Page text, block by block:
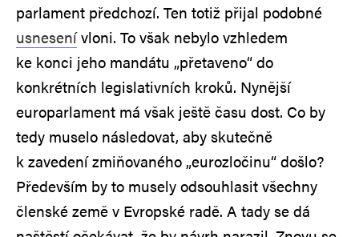
parlament předchozí. Ten totiž přijal podobné
usnesenívloni. To však nebylo vzhledem
ke konci jeho mandátu „přetaveno“ do
konkrétních legislativních kroků. Nynější
europarlament má však ještě času dost. Co by
tedy muselo následovat, aby skutečně
k zavedení zmiňovaného „eurozločinu“ došlo?
Především by to musely odsouhlasit všechny
členské země v Evropské radě. A tady se dá